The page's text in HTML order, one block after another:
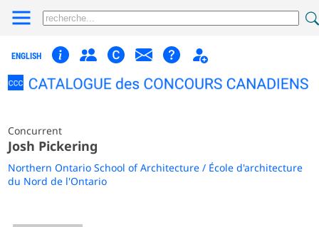
ENGLISH
Concurrent
Josh Pickering
Northern Ontario School of Architecture / École d'architecture
du Nord de l'Ontario